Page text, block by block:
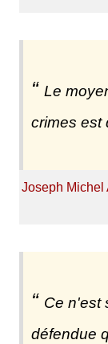
Le
crimes est
Joseph Michel
Ce n'est
défendue